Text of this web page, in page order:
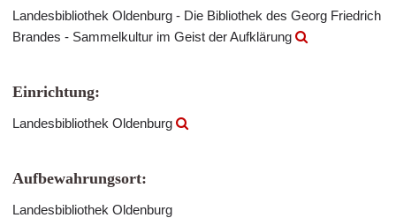
Landesbibliothek Oldenburg - Die Bibliothek des Georg Friedrich
Brandes - Sammelkultur im Geist der Aufklärung
Einrichtung:
Landesbibliothek Oldenburg
Aufbewahrungsort:
Landesbibliothek Oldenburg